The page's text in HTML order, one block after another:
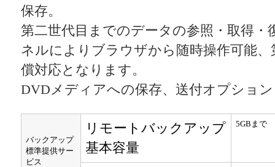
保存。
第二世代目までのデータの参照・取得
ネルによりブラウザから随時操作可能
償対応となります。
DVDメディアへの保存、送付オプショ
バックアップ
標準提供サー
ビス
リモートバックアップ
基本容量
5GBまで